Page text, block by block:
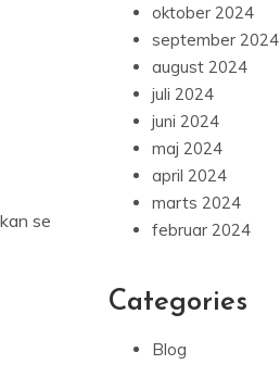
se
oktober 2024
september 2024
august 2024
juli 2024
juni 2024
maj 2024
april 2024
marts 2024
februar 2024
Categories
Blog